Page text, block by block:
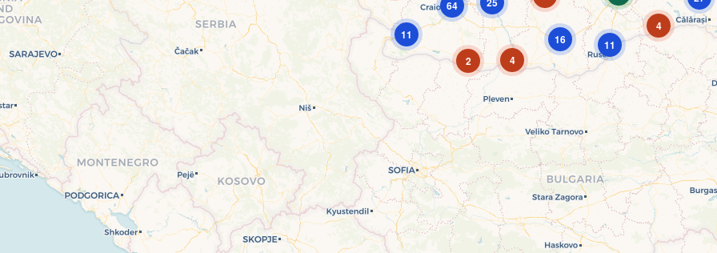
11
4
2
4
16
11
64